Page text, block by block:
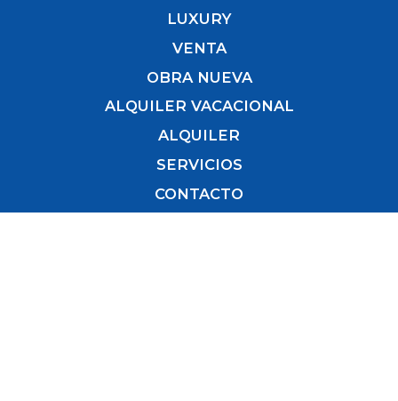
LUXURY
VENTA
OBRA NUEVA
ALQUILER VACACIONAL
ALQUILER
SERVICIOS
CONTACTO